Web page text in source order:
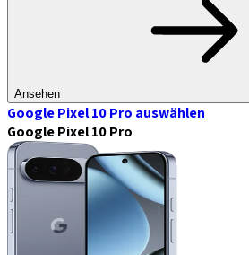
Ansehen
Google Pixel 10 Pro auswählen
Google Pixel 10 Pro